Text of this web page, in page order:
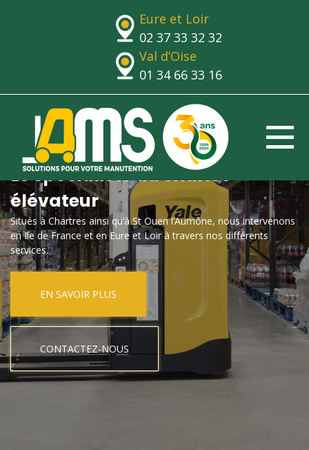
Eure et Loir
02 37 33 32 32
Val d’Oise
01 34 66 33 16
Le spécialiste du chariot
élévateur
Situés à Chartres ainsi qu’à St Ouen l’Aumône, nous intervenons
en Ile de France et en Eure et Loir à travers nos différents
services.
EN SAVOIR PLUS
CONTACTEZ-NOUS